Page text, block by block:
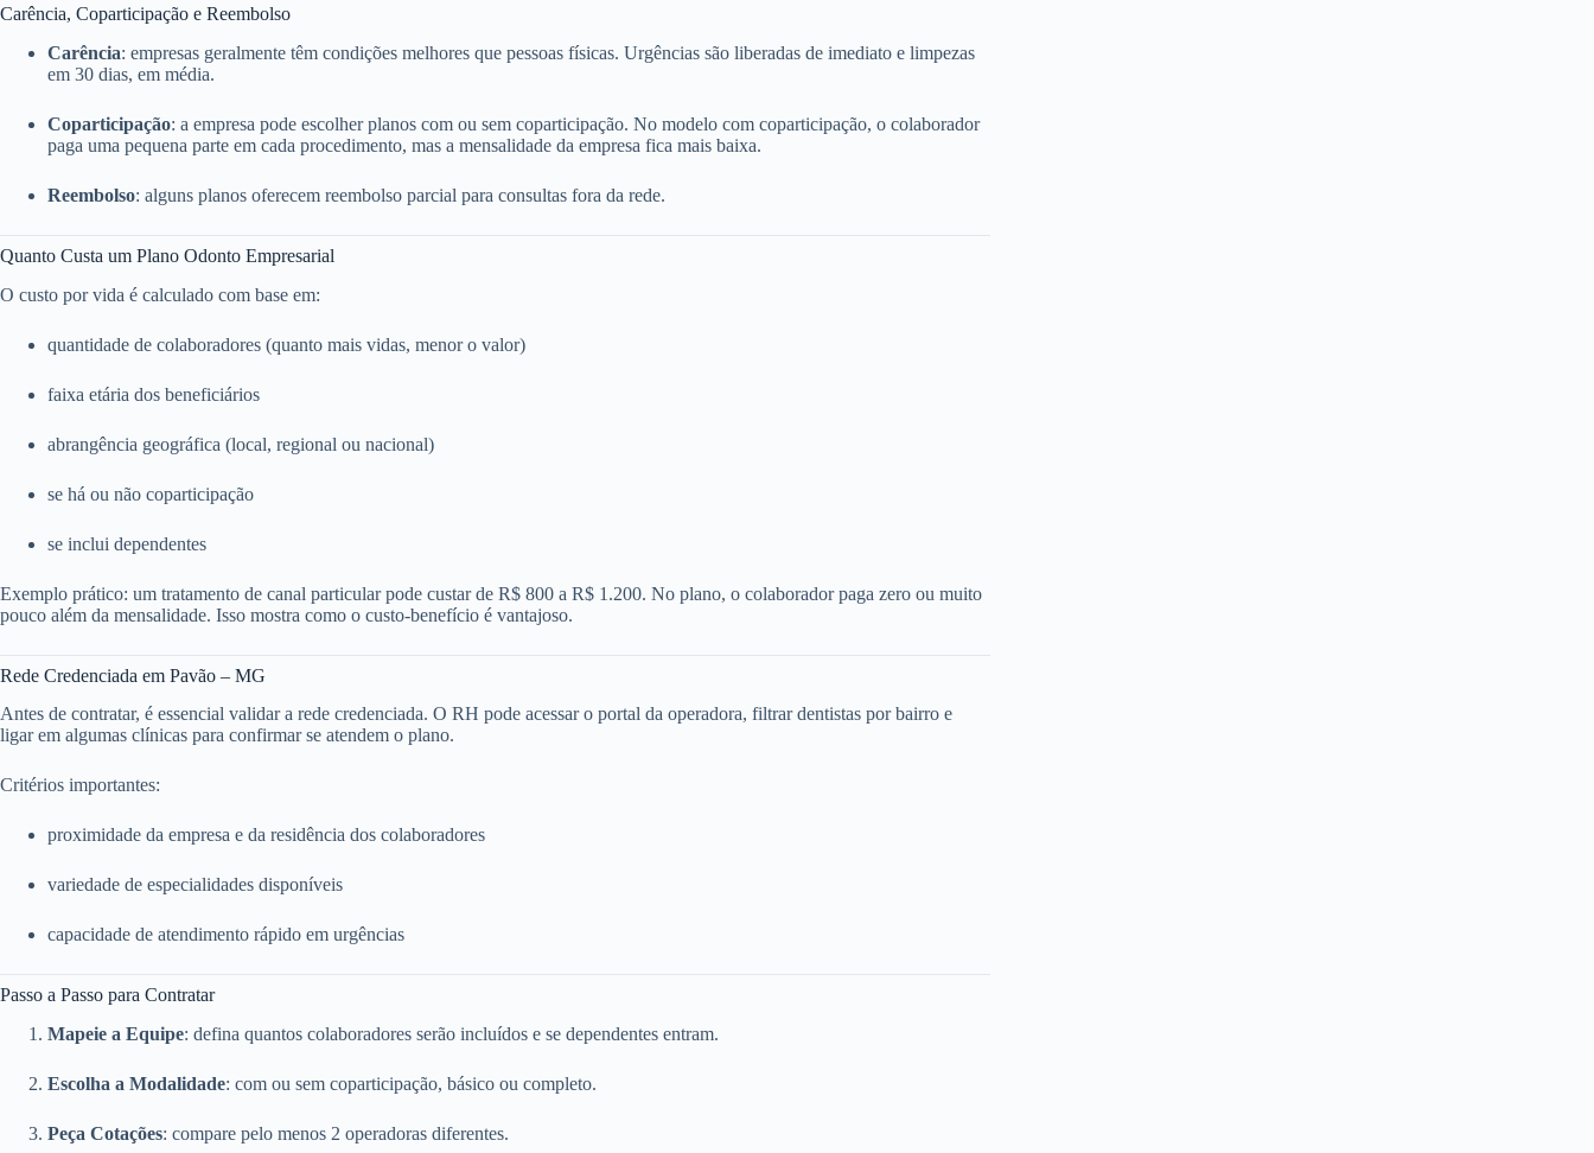
Carência, Coparticipação e Reembolso
Carência: empresas geralmente têm condições melhores que pessoas físicas. Urgências são liberadas de imediato e limpezas
em 30 dias, em média.
Coparticipação: a empresa pode escolher planos com ou sem coparticipação. No modelo com coparticipação, o colaborador
paga uma pequena parte em cada procedimento, mas a mensalidade da empresa fica mais baixa.
Reembolso: alguns planos oferecem reembolso parcial para consultas fora da rede.
Quanto Custa um Plano Odonto Empresarial
O custo por vida é calculado com base em:
quantidade de colaboradores (quanto mais vidas, menor o valor)
faixa etária dos beneficiários
abrangência geográfica (local, regional ou nacional)
se há ou não coparticipação
se inclui dependentes
Exemplo prático: um tratamento de canal particular pode custar de R$ 800 a R$ 1.200. No plano, o colaborador paga zero ou muito
pouco além da mensalidade. Isso mostra como o custo-benefício é vantajoso.
Rede Credenciada em Pavão – MG
Antes de contratar, é essencial validar a rede credenciada. O RH pode acessar o portal da operadora, filtrar dentistas por bairro e
ligar em algumas clínicas para confirmar se atendem o plano.
Critérios importantes:
proximidade da empresa e da residência dos colaboradores
variedade de especialidades disponíveis
capacidade de atendimento rápido em urgências
Passo a Passo para Contratar
Mapeie a Equipe: defina quantos colaboradores serão incluídos e se dependentes entram.
Escolha a Modalidade: com ou sem coparticipação, básico ou completo.
Peça Cotações: compare pelo menos 2 operadoras diferentes.